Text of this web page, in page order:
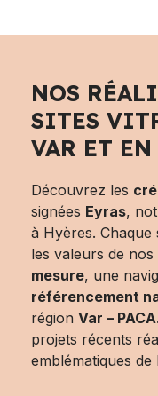
NOS
SITES
VAR ET EN
Découvrez les
signées Eyras,
à Hyères.
les valeurs de
mesure, une
référencement
région Var – PACA
projets récents
emblématiques de